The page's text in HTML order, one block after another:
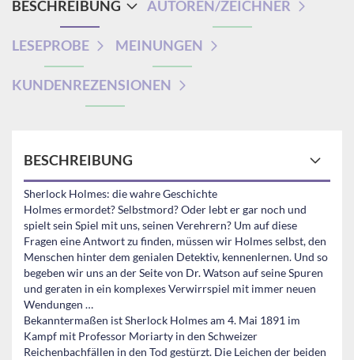
BESCHREIBUNG AUTOREN/ZEICHNER
LESEPROBE MEINUNGEN
KUNDENREZENSIONEN
BESCHREIBUNG
Sherlock Holmes: die wahre Geschichte
Holmes ermordet? Selbstmord? Oder lebt er gar noch und
spielt sein Spiel mit uns, seinen Verehrern? Um auf diese
Fragen eine Antwort zu finden, müssen wir Holmes selbst, den
Menschen hinter dem genialen Detektiv, kennenlernen. Und so
begeben wir uns an der Seite von Dr. Watson auf seine Spuren
und geraten in ein komplexes Verwirrspiel mit immer neuen
Wendungen …
Bekanntermaßen ist Sherlock Holmes am 4. Mai 1891 im
Kampf mit Professor Moriarty in den Schweizer
Reichenbachfällen in den Tod gestürzt. Die Leichen der beiden